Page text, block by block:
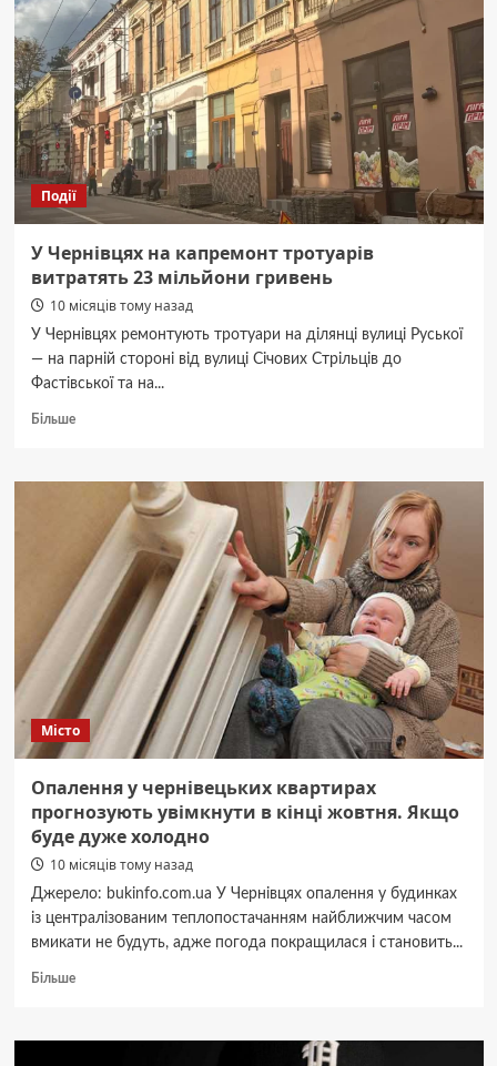
Буковинський
молитовний
сніданок
Події
У Чернівцях на капремонт тротуарів
витратять 23 мільйони гривень
10 місяців тому назад
У Чернівцях ремонтують тротуари на ділянці вулиці Руської
— на парній стороні від вулиці Січових Стрільців до
Фастівської та на...
БільшеДокладніше
Чернівцях
капремонт
тротуарів
витратять
23
мільйони
гривень
Місто
Опалення у чернівецьких квартирах
прогнозують увімкнути в кінці жовтня. Якщо
буде дуже холодно
10 місяців тому назад
Джерело: bukinfo.com.ua У Чернівцях опалення у будинках
із централізованим теплопостачанням найближчим часом
вмикати не будуть, адже погода покращилася і становить...
БільшеДокладніше
у